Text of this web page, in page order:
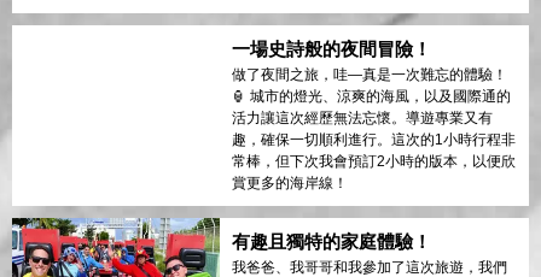
一場史詩般的夜間冒險！
做了夜間之旅，哇—真是一次難忘的體驗！
🏮 城市的燈光、涼爽的海風，以及國際通的
活力讓這次經歷無法忘懷。導遊專業又有
趣，確保一切順利進行。這次的1小時行程非
常棒，但下次我會預訂2小時的版本，以便欣
賞更多的海岸線！
有趣且獨特的家庭體驗！
我爸爸、我哥哥和我參加了這次旅遊，我們